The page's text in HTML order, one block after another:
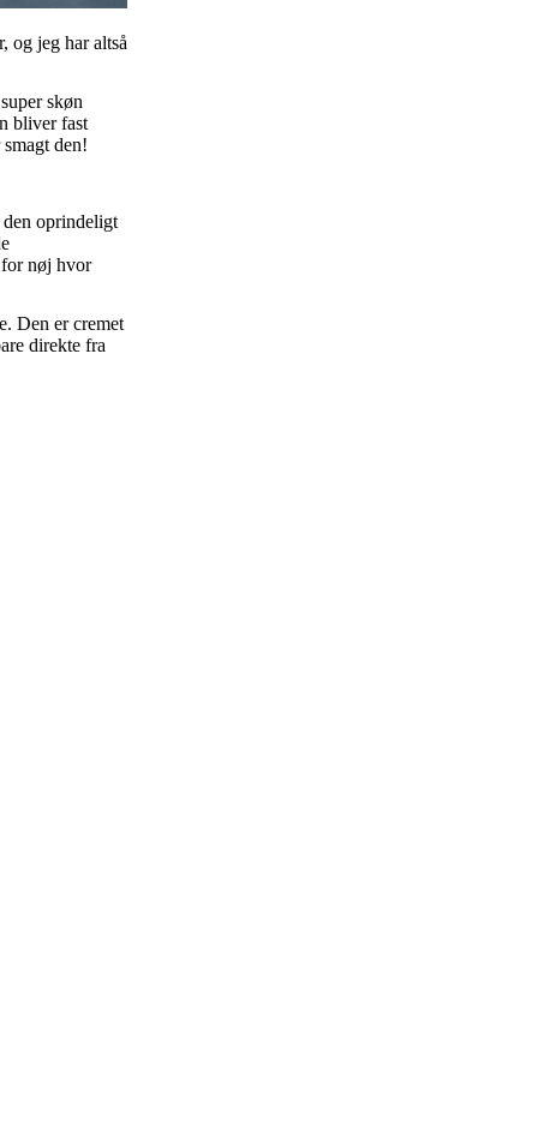
og jeg har altså
skøn
bliver fast
den!
den oprindeligt
nøj hvor
Den er cremet
direkte fra